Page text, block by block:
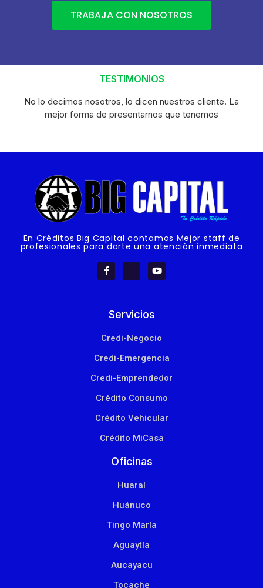
TRABAJA CON NOSOTROS
TESTIMONIOS
No lo decimos nosotros, lo dicen nuestros cliente. La
mejor forma de presentarnos que tenemos
En Créditos Big Capital contamos Mejor staff de
profesionales para darte una atención inmediata
Servicios
Credi-Negocio
Credi-Emergencia
Credi-Emprendedor
Crédito Consumo
Crédito Vehicular
Crédito MiCasa
Oficinas
Huaral
Huánuco
Tingo María
Aguaytía
Aucayacu
Tocache